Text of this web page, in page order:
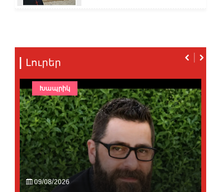
Լուրեր
09/08/2026
Խապրիկ